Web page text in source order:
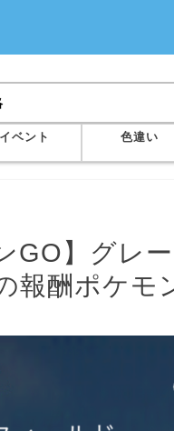
イベント 色違い
GO】グレ
報酬ポケモ